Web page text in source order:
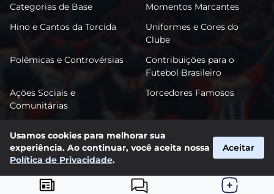
Categorias de Base
Momentos Marcantes
Hino e Cantos da Torcida
Uniformes e Cores do
Clube
Polêmicas e Controvérsias
Contribuições para o
Futebol Brasileiro
Ações Sociais e
Comunitárias
Torcedores Famosos
FutPonte
Usamos cookies para melhorar sua
experiência. Ao continuar, você aceita nossa
Política de Privacidade.
Aceitar